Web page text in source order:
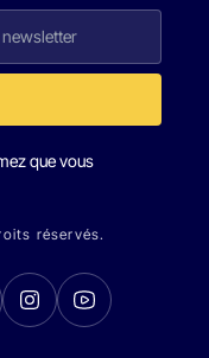
que vous
réservés.